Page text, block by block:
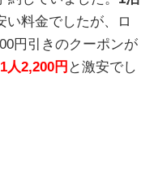
い料金でしたが、ロ
円引きのクーポンが
1人2,200円 と激安でし